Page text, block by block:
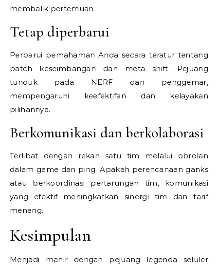
membalik pertemuan.
Tetap diperbarui
Perbarui pemahaman Anda secara teratur tentang
patch keseimbangan dan meta shift. Pejuang
tunduk pada NERF dan penggemar,
mempengaruhi keefektifan dan kelayakan
pilihannya.
Berkomunikasi dan berkolaborasi
Terlibat dengan rekan satu tim melalui obrolan
dalam game dan ping. Apakah perencanaan ganks
atau berkoordinasi pertarungan tim, komunikasi
yang efektif meningkatkan sinergi tim dan tarif
menang.
Kesimpulan
Menjadi mahir dengan pejuang legenda seluler